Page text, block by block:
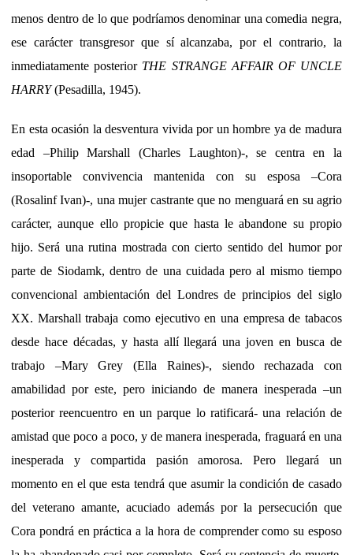
menos dentro de lo que podríamos denominar una comedia negra,
ese carácter transgresor que sí alcanzaba, por el contrario, la
inmediatamente posterior THE STRANGE AFFAIR OF UNCLE
HARRY(Pesadilla, 1945).
En esta ocasión la desventura vivida por un hombre ya de madura
edad –Philip Marshall (Charles Laughton)-, se centra en la
insoportable convivencia mantenida con su esposa –Cora
(Rosalinf Ivan)-, una mujer castrante que no menguará en su agrio
carácter, aunque ello propicie que hasta le abandone su propio
hijo. Será una rutina mostrada con cierto sentido del humor por
parte de Siodamk, dentro de una cuidada pero al mismo tiempo
convencional ambientación del Londres de principios del siglo
XX. Marshall trabaja como ejecutivo en una empresa de tabacos
desde hace décadas, y hasta allí llegará una joven en busca de
trabajo –Mary Grey (Ella Raines)-, siendo rechazada con
amabilidad por este, pero iniciando de manera inesperada –un
posterior reencuentro en un parque lo ratificará- una relación de
amistad que poco a poco, y de manera inesperada, fraguará en una
inesperada y compartida pasión amorosa. Pero llegará un
momento en el que esta tendrá que asumir la condición de casado
del veterano amante, acuciado además por la persecución que
Cora pondrá en práctica a la hora de comprender como su esposo